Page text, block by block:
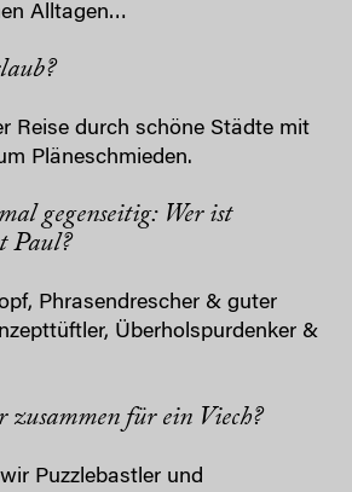
Alltagen…
Reise durch schöne Städte mit
Pläneschmieden.
gegenseitig: Wer ist
Paul?
Phrasendrescher & guter
Überholspurdenker &
zusammen für ein Viech?
Puzzlebastler und